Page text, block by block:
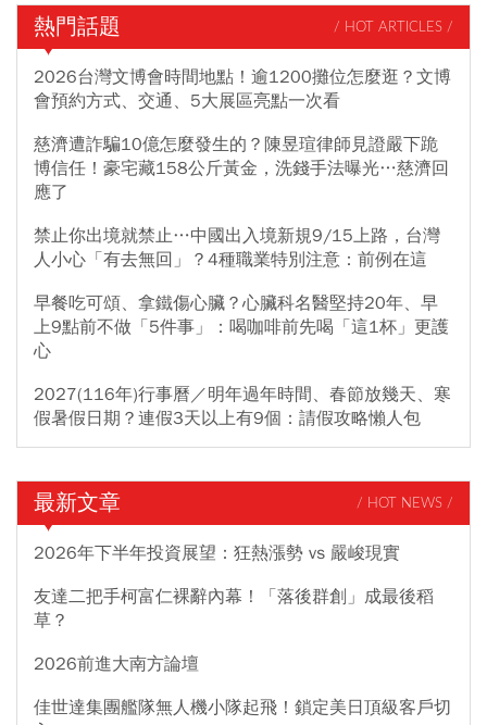
熱門話題 / HOT ARTICLES /
2026台灣文博會時間地點！逾1200攤位怎麼逛？文博
會預約方式、交通、5大展區亮點一次看
慈濟遭詐騙10億怎麼發生的？陳昱瑄律師見證嚴下跪
博信任！豪宅藏158公斤黃金，洗錢手法曝光…慈濟回
應了
禁止你出境就禁止…中國出入境新規9/15上路，台灣
人小心「有去無回」？4種職業特別注意：前例在這
早餐吃可頌、拿鐵傷心臟？心臟科名醫堅持20年、早
上9點前不做「5件事」：喝咖啡前先喝「這1杯」更護
心
2027(116年)行事曆／明年過年時間、春節放幾天、寒
假暑假日期？連假3天以上有9個：請假攻略懶人包
最新文章 / HOT NEWS /
2026年下半年投資展望：狂熱漲勢 vs 嚴峻現實
友達二把手柯富仁裸辭內幕！「落後群創」成最後稻
草？
2026前進大南方論壇
佳世達集團艦隊無人機小隊起飛！鎖定美日頂級客戶切